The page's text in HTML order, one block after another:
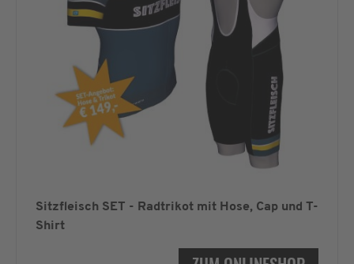
Sitzfleisch SET - Radtrikot mit Hose, Cap und T-
Shirt